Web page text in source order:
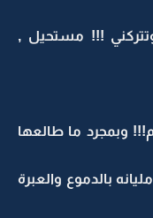
!!! مستحيل ,
وبمجرد ما طالعها
بالدموع والعبرة